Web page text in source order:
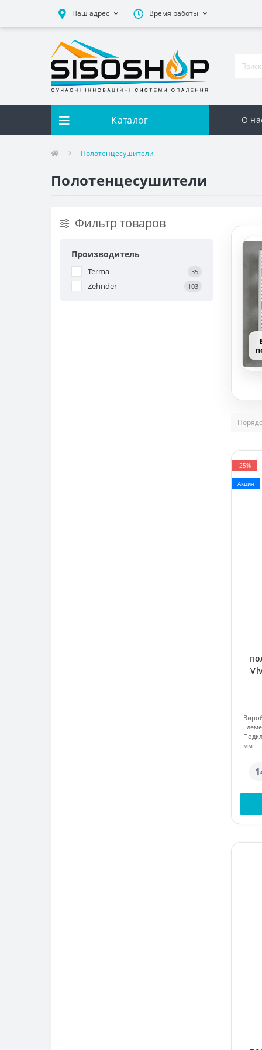
Наш адрес Время работы
Каталог О
Полотенцесушители
Полотенцесушители
Фильтр товаров
Производитель
Terma 35
Zehnder 103
-25%
Акция
мм